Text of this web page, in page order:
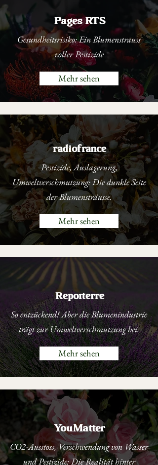
Pages RTS
Gesundheitsrisiko: Ein Blumenstrauss
voller Pestizide
Mehr sehen
radiofrance
Pestizide, Auslagerung,
Umweltverschmutzung: Die dunkle Seite
der Blumensträusse.
Mehr sehen
Reporterre
So entzückend! Aber die Blumenindustrie
trägt zur Umweltverschmutzung bei.
Mehr sehen
YouMatter
CO2-Ausstoss, Verschwendung von Wasser
und Pestizide: Die Realität hinter